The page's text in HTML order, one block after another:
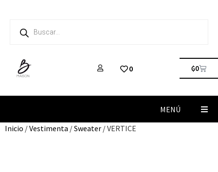
0 ₲0
MENÚ
Inicio /Vestimenta /Sweater / VERTICE